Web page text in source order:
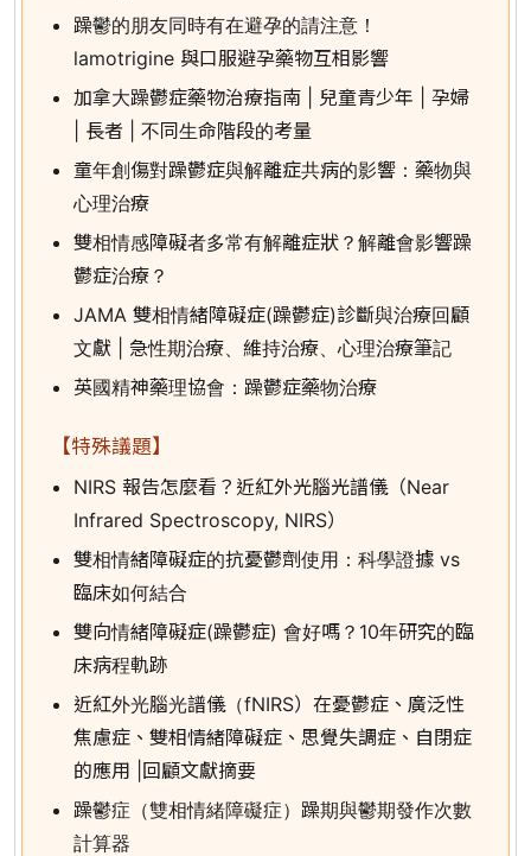
躁鬱的朋友同時有在避孕的請注意！
lamotrigine 與口服避孕藥物互相影響
加拿大躁鬱症藥物治療指南 | 兒童青少年 | 孕婦
| 長者 | 不同生命階段的考量
童年創傷對躁鬱症與解離症共病的影響：藥物與
心理治療
雙相情感障礙者多常有解離症狀？解離會影響躁
鬱症治療？
JAMA 雙相情緒障礙症(躁鬱症)診斷與治療回顧
文獻 | 急性期治療、維持治療、心理治療筆記
英國精神藥理協會：躁鬱症藥物治療
【特殊議題】
NIRS 報告怎麼看？近紅外光腦光譜儀（Near
Infrared Spectroscopy, NIRS）
雙相情緒障礙症的抗憂鬱劑使用：科學證據 vs
臨床如何結合
雙向情緒障礙症(躁鬱症) 會好嗎？10年研究的臨
床病程軌跡
近紅外光腦光譜儀（fNIRS）在憂鬱症、廣泛性
焦慮症、雙相情緒障礙症、思覺失調症、自閉症
的應用 |回顧文獻摘要
躁鬱症（雙相情緒障礙症）躁期與鬱期發作次數
計算器